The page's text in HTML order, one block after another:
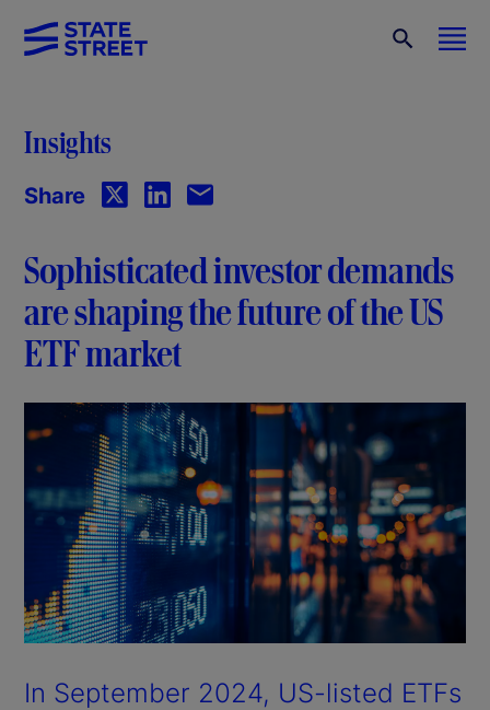
Insights
Share
Sophisticated investor demands
are shaping the future of the US
ETF market
In September 2024, US-listed ETFs